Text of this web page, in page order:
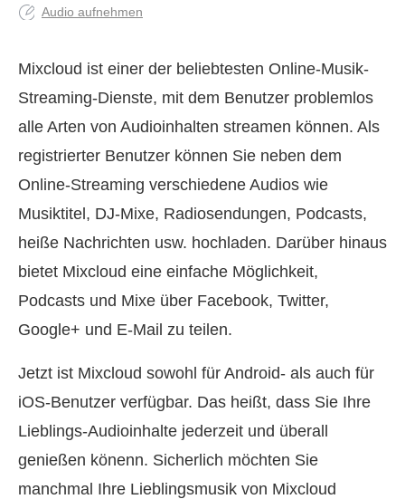
Audio aufnehmen
Mixcloud ist einer der beliebtesten Online-Musik-
Streaming-Dienste, mit dem Benutzer problemlos
alle Arten von Audioinhalten streamen können. Als
registrierter Benutzer können Sie neben dem
Online-Streaming verschiedene Audios wie
Musiktitel, DJ-Mixe, Radiosendungen, Podcasts,
heiße Nachrichten usw. hochladen. Darüber hinaus
bietet Mixcloud eine einfache Möglichkeit,
Podcasts und Mixe über Facebook, Twitter,
Google+ und E-Mail zu teilen.
Jetzt ist Mixcloud sowohl für Android- als auch für
iOS-Benutzer verfügbar. Das heißt, dass Sie Ihre
Lieblings-Audioinhalte jederzeit und überall
genießen könenn. Sicherlich möchten Sie
manchmal Ihre Lieblingsmusik von Mixcloud